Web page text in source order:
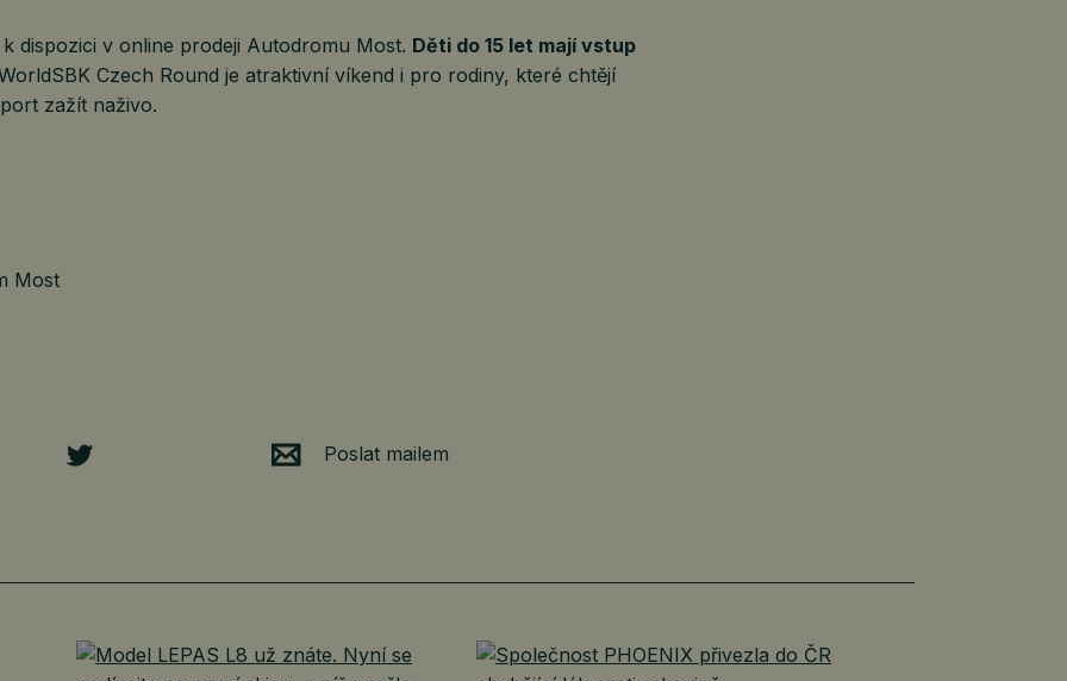
dispozici v online prodeji Autodromu Most. Děti do 15 let mají vstup
Czech Round je atraktivní víkend i pro rodiny, které chtějí
zažít naživo.
Most
Poslat mailem